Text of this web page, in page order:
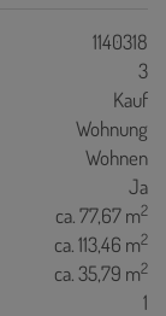
1140318
3
Kauf
Wohnung
Wohnen
Ja
ca. 77,67 m2
ca. 113,46 m2
ca. 35,79 m2
1